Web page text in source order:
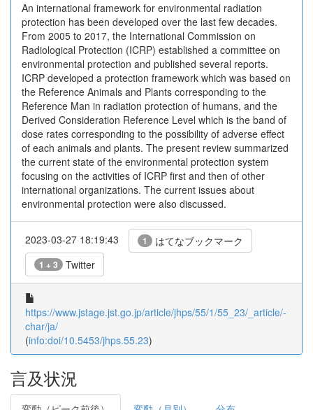
An international framework for environmental radiation
protection has been developed over the last few decades.
From 2005 to 2017, the International Commission on
Radiological Protection (ICRP) established a committee on
environmental protection and published several reports.
ICRP developed a protection framework which was based on
the Reference Animals and Plants corresponding to the
Reference Man in radiation protection of humans, and the
Derived Consideration Reference Level which is the band of
dose rates corresponding to the possibility of adverse effect
of each animals and plants. The present review summarized
the current state of the environmental protection system
focusing on the activities of ICRP first and then of other
international organizations. The current issues about
environmental protection were also discussed.
2023-03-27 18:19:43 1 はてなブックマーク
1 + 3 Twitter
https://www.jstage.jst.go.jp/article/jhps/55/1/55_23/_article/-
char/ja/
(info:doi/10.5453/jhps.55.23)
言及状況